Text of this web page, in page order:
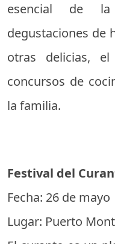
esencial de
degustaciones de
otras delicias,
concursos de
la familia.
Festival del
Fecha: 26 de mayo
Lugar: Puerto